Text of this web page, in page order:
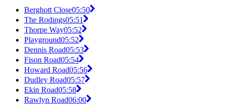
Berghott Close05:50
The Rodings05:51
Thorpe Way05:52
Playground05:52
Dennis Road05:53
Fison Road05:54
Howard Road05:56
Dudley Road05:57
Ekin Road05:58
Rawlyn Road06:00